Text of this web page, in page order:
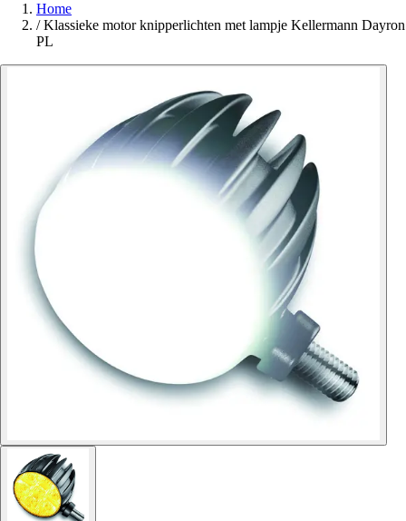
Home
/ Klassieke motor knipperlichten met lampje Kellermann Dayron
PL